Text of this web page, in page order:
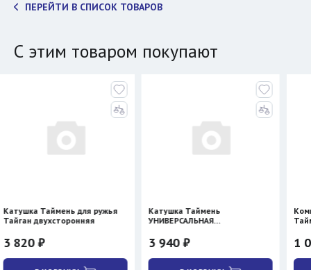
ПЕРЕЙТИ В СПИСОК ТОВАРОВ
С этим товаром покупают
для ружья
Катушка Таймень
УНИВЕРСАЛЬНАЯ
Компенсатор